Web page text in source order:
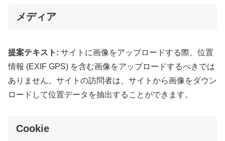
メディア
提案テキスト: サイトに画像をアップロードする際、位置
情報 (EXIF GPS) を含む画像をアップロードするべきでは
ありません。サイトの訪問者は、サイトから画像をダウン
ロードして位置データを抽出することができます。
Cookie